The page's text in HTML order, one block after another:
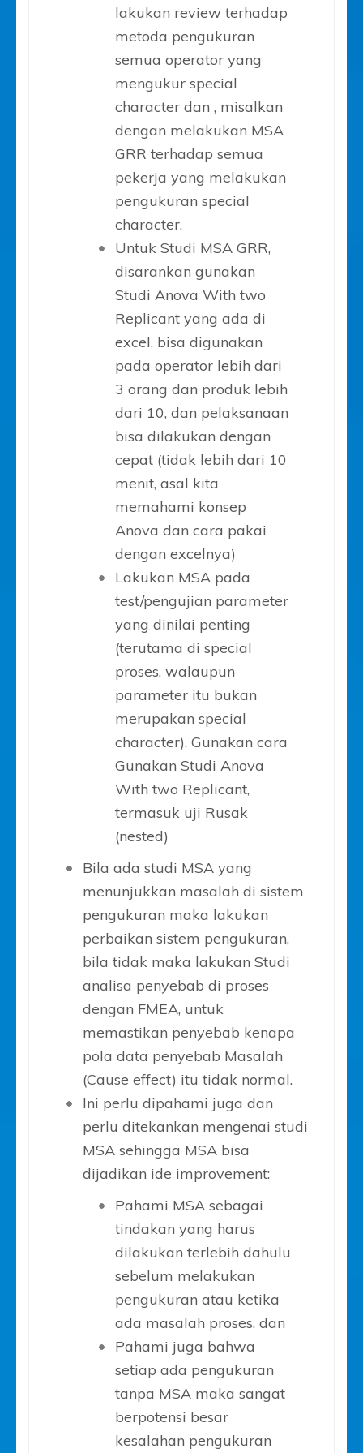
lakukan review terhadap
metoda pengukuran
semua operator yang
mengukur special
character dan , misalkan
dengan melakukan MSA
GRR terhadap semua
pekerja yang melakukan
pengukuran special
character.
Untuk Studi MSA GRR,
disarankan gunakan
Studi Anova With two
Replicant yang ada di
excel, bisa digunakan
pada operator lebih dari
3 orang dan produk lebih
dari 10, dan pelaksanaan
bisa dilakukan dengan
cepat (tidak lebih dari 10
menit, asal kita
memahami konsep
Anova dan cara pakai
dengan excelnya)
Lakukan MSA pada
test/pengujian parameter
yang dinilai penting
(terutama di special
proses, walaupun
parameter itu bukan
merupakan special
character). Gunakan cara
Gunakan Studi Anova
With two Replicant,
termasuk uji Rusak
(nested)
Bila ada studi MSA yang
menunjukkan masalah di sistem
pengukuran maka lakukan
perbaikan sistem pengukuran,
bila tidak maka lakukan Studi
analisa penyebab di proses
dengan FMEA, untuk
memastikan penyebab kenapa
pola data penyebab Masalah
(Cause effect) itu tidak normal.
Ini perlu dipahami juga dan
perlu ditekankan mengenai studi
MSA sehingga MSA bisa
dijadikan ide improvement:
Pahami MSA sebagai
tindakan yang harus
dilakukan terlebih dahulu
sebelum melakukan
pengukuran atau ketika
ada masalah proses. dan
Pahami juga bahwa
setiap ada pengukuran
tanpa MSA maka sangat
berpotensi besar
kesalahan pengukuran